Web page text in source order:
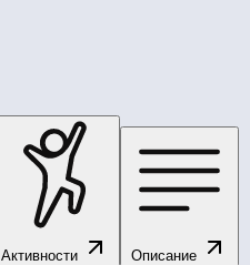
Активности Описание